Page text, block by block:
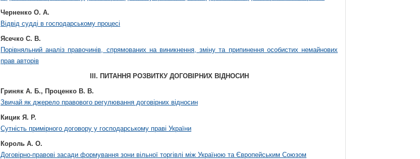
Черненко О. А.
Відвід судді в господарському процесі
Ясечко С. В.
Порівняльний аналіз правочинів, спрямованих на виникнення, зміну та припинення особистих немайнових
прав авторів
III. ПИТАННЯ РОЗВИТКУ ДОГОВІРНИХ ВІДНОСИН
Гриняк А. Б., Проценко В. В.
Звичай як джерело правового регулювання договірних відносин
Кицик Я. Р.
Сутність примірного договору у господарському праві України
Король А. О.
Договірно-правові засади формування зони вільної торгівлі між Україною та Європейським Союзом